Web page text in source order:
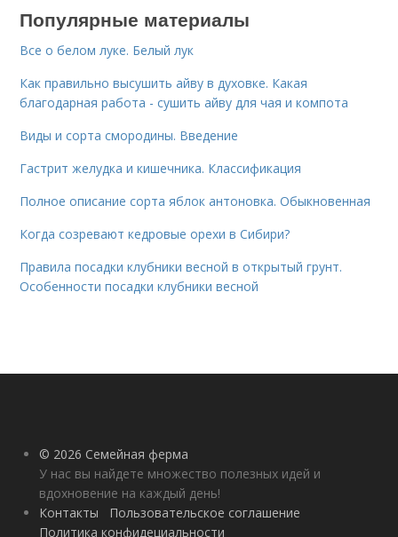
Популярные материалы
Все о белом луке. Белый лук
Как правильно высушить айву в духовке. Какая
благодарная работа - сушить айву для чая и компота
Виды и сорта смородины. Введение
Гастрит желудка и кишечника. Классификация
Полное описание сорта яблок антоновка. Обыкновенная
Когда созревают кедровые орехи в Сибири?
Правила посадки клубники весной в открытый грунт.
Особенности посадки клубники весной
© 2026 Семейная ферма
У нас вы найдете множество полезных идей и
вдохновение на каждый день!
Контакты
Пользовательское соглашение
Политика конфидециальности